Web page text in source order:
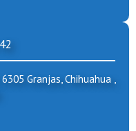
Granjas, Chihuahua ,